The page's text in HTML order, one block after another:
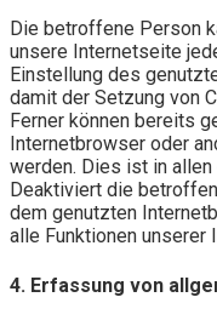
Die betroffene Person
unsere Internetseite
Einstellung des
damit der Setzung von
Ferner können bereits
Internetbrowser oder
werden. Dies ist in
Deaktiviert die
dem genutzten
alle Funktionen unserer
4. Erfassung von